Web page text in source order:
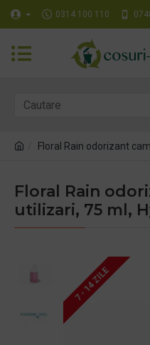
0314 100 110
Floral Rain odorizant
Floral Rain
utilizari, 75 ml,
7 - 14 ZILE